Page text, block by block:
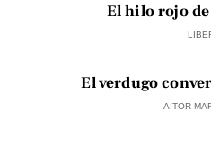
El hilo rojo
El verdugo
AITOR